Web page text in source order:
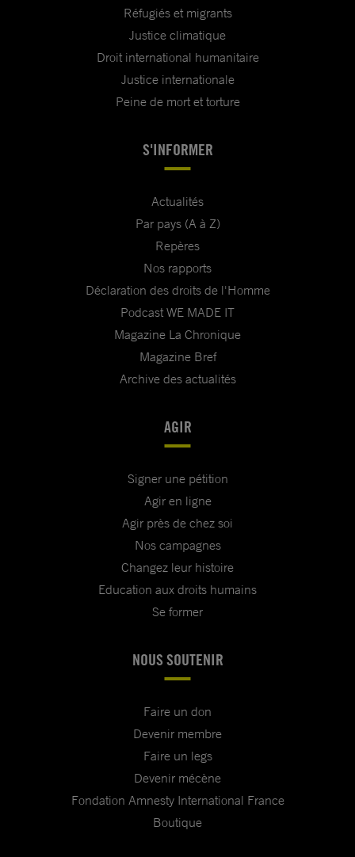
Réfugiés et migrants
Justice climatique
Droit international humanitaire
Justice internationale
Peine de mort et torture
S'INFORMER
Actualités
Par pays (A à Z)
Repères
Nos rapports
Déclaration des droits de l'Homme
Podcast WE MADE IT
Magazine La Chronique
Magazine Bref
Archive des actualités
AGIR
Signer une pétition
Agir en ligne
Agir près de chez soi
Nos campagnes
Changez leur histoire
Education aux droits humains
Se former
NOUS SOUTENIR
Faire un don
Devenir membre
Faire un legs
Devenir mécène
Fondation Amnesty International France
Boutique